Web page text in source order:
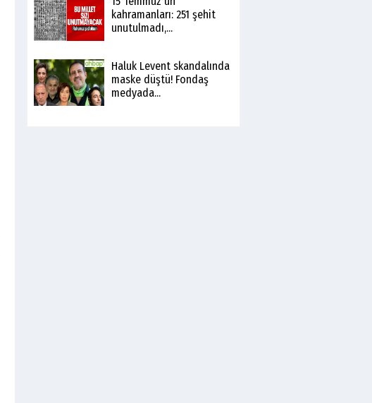
kahramanları: 251 şehit
unutulmadı,...
Haluk Levent skandalında
maske düştü! Fondaş
medyada...